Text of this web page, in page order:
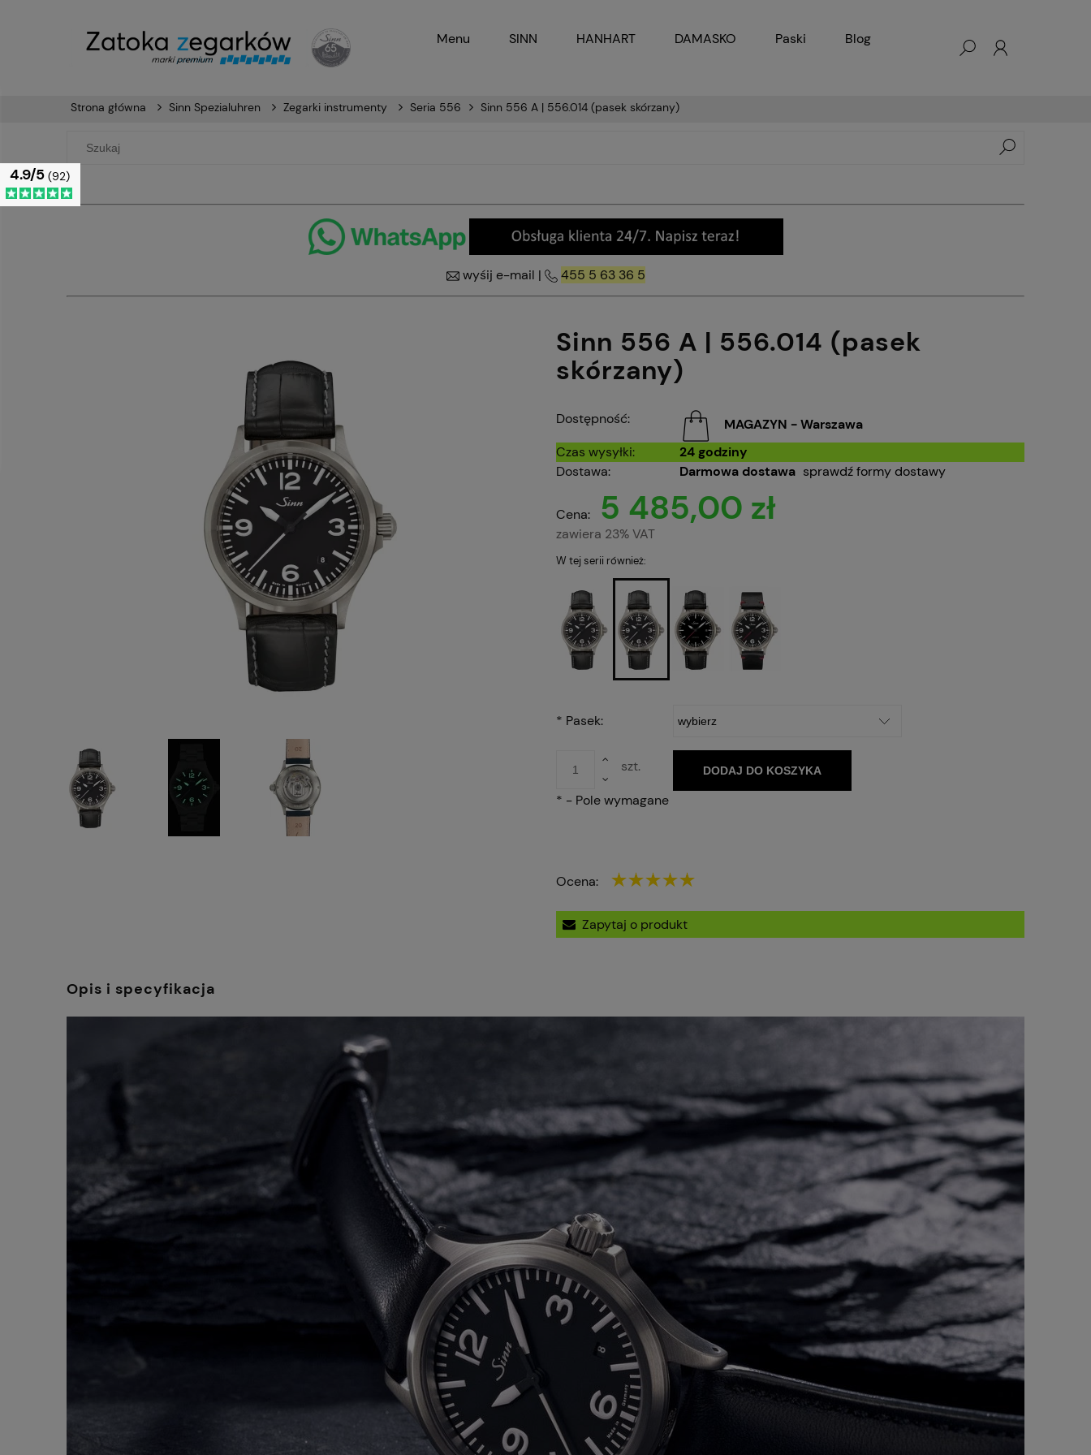
Menu SINN HANHART DAMASKO Paski Blog
Strona główna Sinn Spezialuhren Zegarki instrumenty Seria 556 Sinn 556 A | 556.014 (pasek skórzany)
wyśij e-mail | 455 5 63 36 5
Sinn 556 A | 556.014 (pasek
skórzany)
Dostępność:
MAGAZYN - Warszawa
Czas wysyłki:
24 godziny
Dostawa:
Darmowa dostawa sprawdź formy dostawy
Cena: 5 485,00 zł
zawiera 23% VAT
W tej serii również:
* Pasek:
szt. DODAJ DO KOSZYKA
* - Pole wymagane
Ocena:
Zapytaj o produkt
Opis i specyfikacja
4.9/5 (92)